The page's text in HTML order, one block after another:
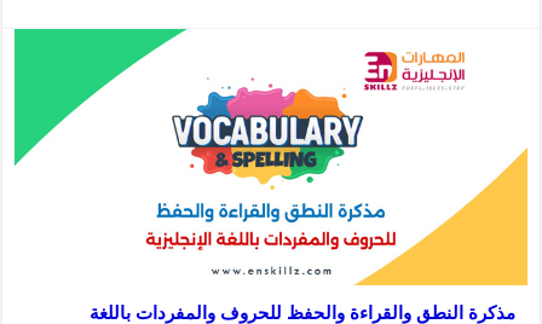
مذكرة النطق والقراءة والحفظ للحروف والمفردات باللغة